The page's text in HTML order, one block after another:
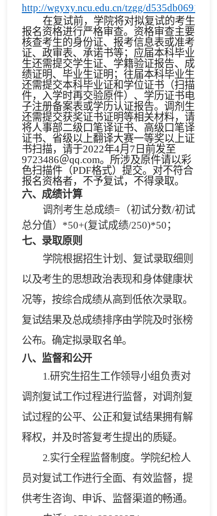
http://wgyxy.ncu.edu.cn/tzgg/
在复试前，学院将对拟复试的考生
报名资格进行严格审查。资格审查主要
核查考生的身份证、报考信息表或准考
证、政审表、承诺书等；应届本科毕业
生还需提交学生证、学籍验证报告、成
绩证明、毕业生证明；往届本科毕业生
还需提交本科毕业证和学位证书（扫描
件，入学时再交验原件）、学历证书电
子注册备案表或学历认证报告。调剂生
还需提交获奖证书证明等相关材料，请
将人事部二级口笔译证书、高级口笔译
证书、省级以上翻译大赛一等奖以上证
书扫描， 请于2022年4月 7 日前发至
9723486＠qq.com。 所涉及原件请以彩
色扫描件（PDF格式）提交。对不符合
报名资格者，不予复试，不得录取。
六、成绩计算
调剂考生总成绩= （初试分数/初试
总分值） *50+(复试成绩/250)*50；
七、录取原则
学院根据招生计划、复试录取细则
以及考生的思想政治表现和身体健康状
况等，按综合成绩从高到低依次录取。
复试结果及总成绩排序由学院及时张榜
公布。确定拟录取名单。
八、监督和公开
1.研究生招生工作领导小组负责对
调剂复试工作过程进行监督，对调剂复
试过程的公平、公正和复试结果拥有解
释权，并及时答复考生提出的质疑。
2.实行全程监督制度。学院纪检人
员对复试工作进行全面、有效监督，提
供考生咨询、申诉、监督渠道的畅通。